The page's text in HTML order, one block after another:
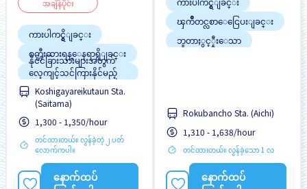
အချိန်ပိုင်း
ကားပါကင္ရွိျခင္း
စက္ဘီးထားရန္ေနရာရွိျခင္း
နိုင်ငံခြားသားများအတွက်
လေ့ကျင့်သင်ကြားနိုင်မည့်
ၾကိဳတင္လစာေငြေပးျခင္း
မနက္အဆိုင္း
လမ္းစရိတ္ေပးသည္
ဝင်ငွေအများအပြားရရန်
အလားအလာရှိသည်
အမျိုးသမီး ပို၍လိုလားသည်
Koshigayareikutaun Sta.
(Saitama)
1,300 - 1,350/hour
တင်ထားတယ်။ လွန်ခဲ့တဲ့ ၂ ပတ်
လောက်ကပါ။
နောက်ထပ်
ၾကိဳတင္လစာေငြေပးျခင္း
ဘူတာႏွင့္နီးေသာ
အလုပ္အေတြ႕အၾကံဳရွိရန္မ
ႏိုင္ငံျခားသားအလုပ္
Rokubancho Sta. (Aichi)
1,310 - 1,638/hour
တင်ထားတယ်။ လွန်ခဲ့သော 1 လ
နောက်ထပ်